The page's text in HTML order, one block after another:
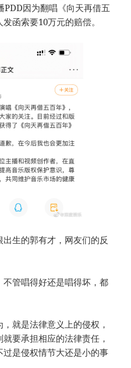
PDD因为翻唱《向天再借五
函索要10万元的赔偿。
生的郭有才，网友们的反
管唱得好还是唱得坏，都
就是法律意义上的侵权，
要承担相应的法律责任，
是侵权情节大还是小的事